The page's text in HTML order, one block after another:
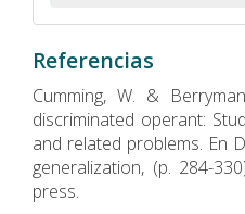
Referencias
Cumming, W. &
discriminated operant:
and related problems. En
generalization, (p. 284-
press.